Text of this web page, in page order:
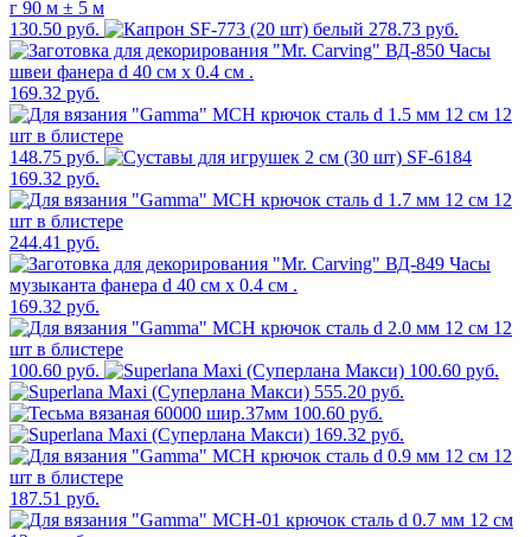
130.50 руб. 278.73 руб.
169.32 руб.
148.75 руб.
169.32 руб.
244.41 руб.
169.32 руб.
100.60 руб.
100.60 руб.
555.20 руб.
100.60 руб.
169.32 руб.
187.51 руб.